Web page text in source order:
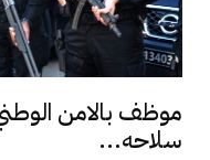
موظف بالامن
سلاحه...